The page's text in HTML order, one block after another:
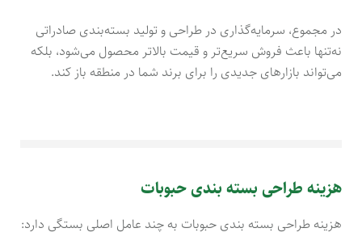
در مجموع، سرمایه‌گذاری در طراحی و تولید بسته‌بندی صادراتی
نه‌تنها باعث فروش سریع‌تر و قیمت بالاتر محصول می‌شود، بلکه
می‌تواند بازارهای جدیدی را برای برند شما در منطقه باز کند.
هزینه طراحی بسته بندی حبوبات
هزینه طراحی بسته بندی حبوبات به چند عامل اصلی بستگی دارد: